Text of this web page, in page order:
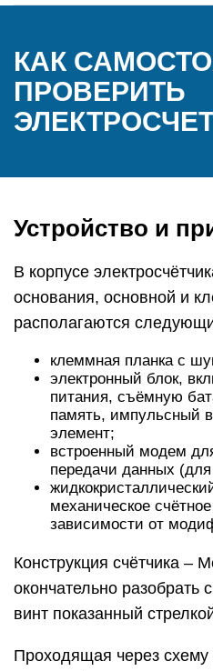
КАК
ПРОВЕРИТЬ
Устройство и
В корпусе
основания, основной и
располагаются
клеммная планка с
электронный блок,
питания, съёмную
память, импульсный
элемент;
встроенный модем
передачи данных
механическое
зависимости от
Конструкция счётчика –
окончательно разобрать
винт показанный
Проходящая через схему